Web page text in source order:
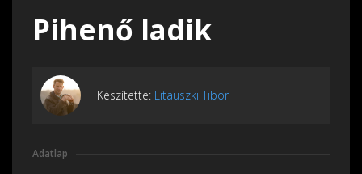
Pihenő ladik
Készítette: Litauszki Tibor
Adatlap